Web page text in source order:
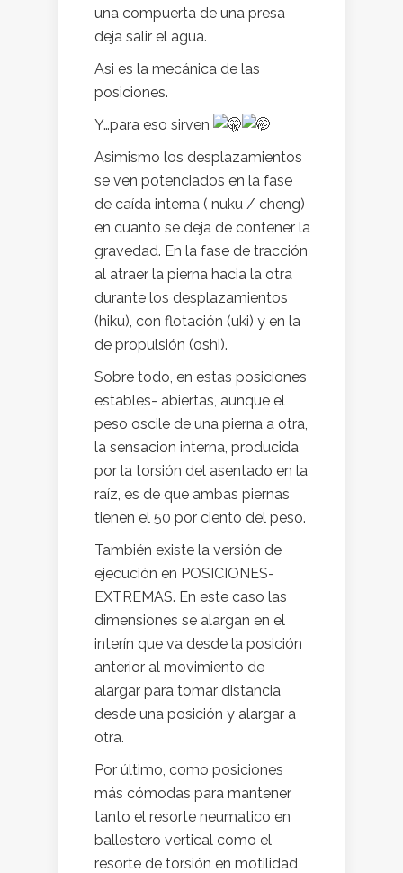
una compuerta de una presa
deja salir el agua.
Asi es la mecánica de las
posiciones.
Y…para eso sirven
Asimismo los desplazamientos
se ven potenciados en la fase
de caída interna ( nuku / cheng)
en cuanto se deja de contener la
gravedad. En la fase de tracción
al atraer la pierna hacia la otra
durante los desplazamientos
(hiku), con flotación (uki) y en la
de propulsión (oshi).
Sobre todo, en estas posiciones
estables- abiertas, aunque el
peso oscile de una pierna a otra,
la sensacion interna, producida
por la torsión del asentado en la
raíz, es de que ambas piernas
tienen el 50 por ciento del peso.
También existe la versión de
ejecución en POSICIONES-
EXTREMAS. En este caso las
dimensiones se alargan en el
interín que va desde la posición
anterior al movimiento de
alargar para tomar distancia
desde una posición y alargar a
otra.
Por último, como posiciones
más cómodas para mantener
tanto el resorte neumatico en
ballestero vertical como el
resorte de torsión en motilidad